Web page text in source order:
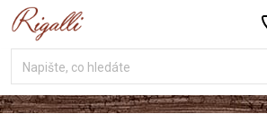
Přejít
na